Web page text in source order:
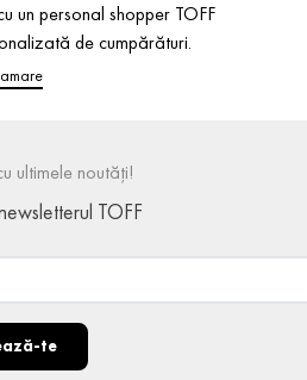
un personal shopper TOFF
de cumpărături.
ultimele noutăți!
TOFF
te